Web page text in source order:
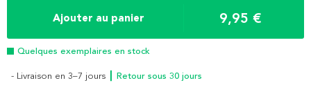
Ajouter au panier 9,95 €
Quelques exemplaires en stock
- Livraison en 3–7 jours ┃ Retour sous 30 jours